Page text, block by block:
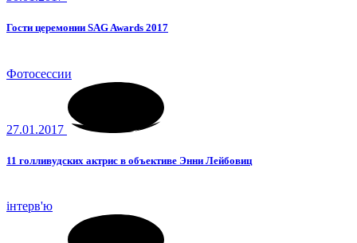
Гости церемонии SAG Awards 2017
Фотосессии
27.01.2017
11 голливудских актрис в объективе Энни Лейбовиц
інтерв'ю